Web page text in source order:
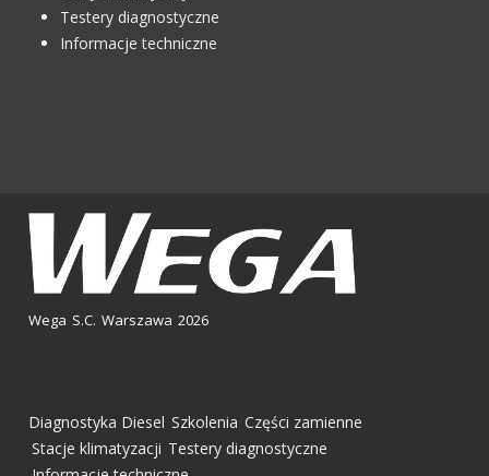
Testery diagnostyczne
Informacje techniczne
Wega S.C. Warszawa 2026
Diagnostyka Diesel Szkolenia Części zamienne
Stacje klimatyzacji Testery diagnostyczne